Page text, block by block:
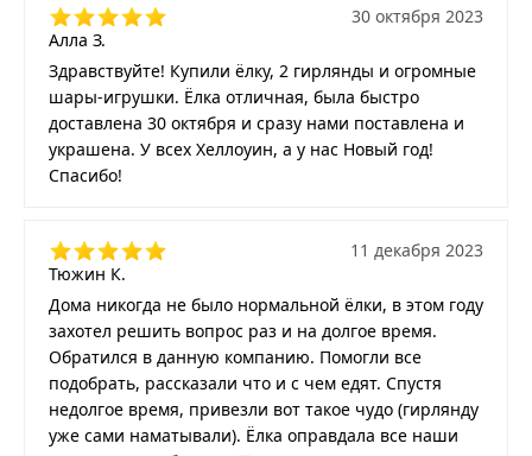
Алла З.
30 октября 2023
Здравствуйте! Купили ёлку, 2 гирлянды и огромные
шары-игрушки. Ёлка отличная, была быстро
доставлена 30 октября и сразу нами поставлена и
украшена. У всех Хеллоуин, а у нас Новый год!
Спасибо!
Тюжин К.
11 декабря 2023
Дома никогда не было нормальной ёлки, в этом году
захотел решить вопрос раз и на долгое время.
Обратился в данную компанию. Помогли все
подобрать, рассказали что и с чем едят. Спустя
недолгое время, привезли вот такое чудо (гирлянду
уже сами наматывали). Ёлка оправдала все наши